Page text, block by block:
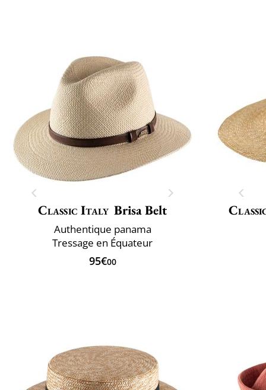
Classic Italy Brisa Belt
Authentique panama
Tressage en Équateur
95€00